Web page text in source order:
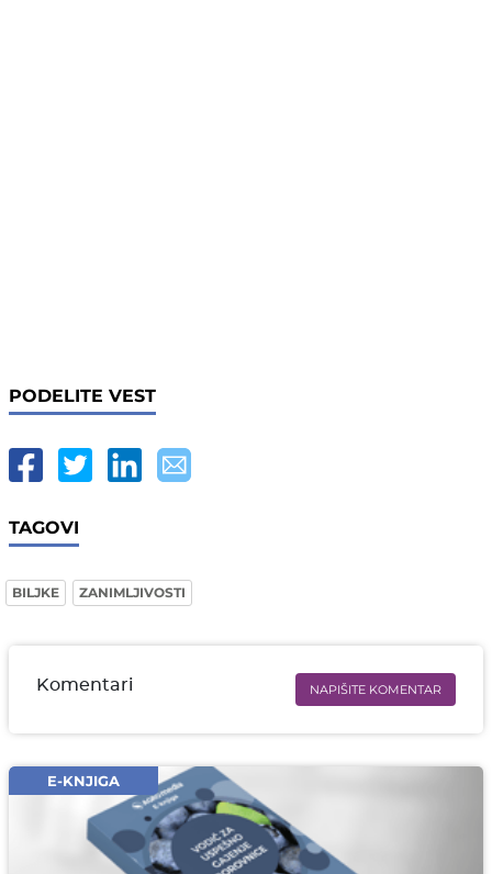
PODELITE VEST
TAGOVI
BILJKE ZANIMLJIVOSTI
Komentari NAPIŠITE KOMENTAR
Email* obavezno
Komentar* obavezno
E-KNJIGA